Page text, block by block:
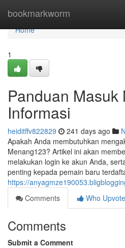
bookmarkworm
Home
Home
1
Panduan Masuk
Informasi
heiditffv822829 241 days ago
Apakah Anda membutuhkan
Menang123? Artikel ini akan
melakukan login ke akun Anda,
penting kepada pemain baru
https://
Comments
Who
Comments
Submit a Comment